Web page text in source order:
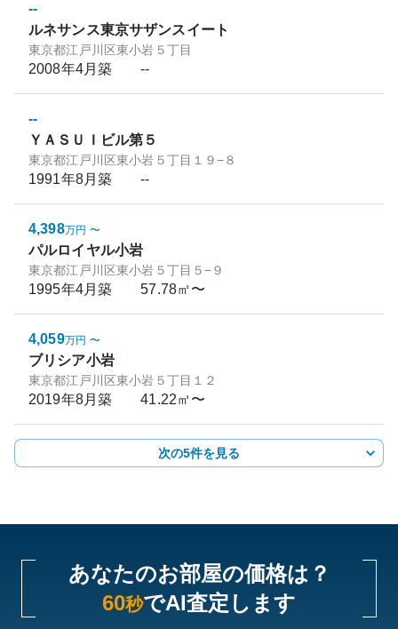
--
ルネサンス東京サザンスイート
東京都江戸川区東小岩５丁目
2008年4月築 --
--
ＹＡＳＵＩビル第５
東京都江戸川区東小岩５丁目１９−８
1991年8月築 --
4,398万円 〜
パルロイヤル小岩
東京都江戸川区東小岩５丁目５−９
1995年4月築 57.78㎡〜
4,059万円 〜
ブリシア小岩
東京都江戸川区東小岩５丁目１２
2019年8月築 41.22㎡〜
次の5件を見る
あなたのお部屋の価格は？
60秒でAI査定します